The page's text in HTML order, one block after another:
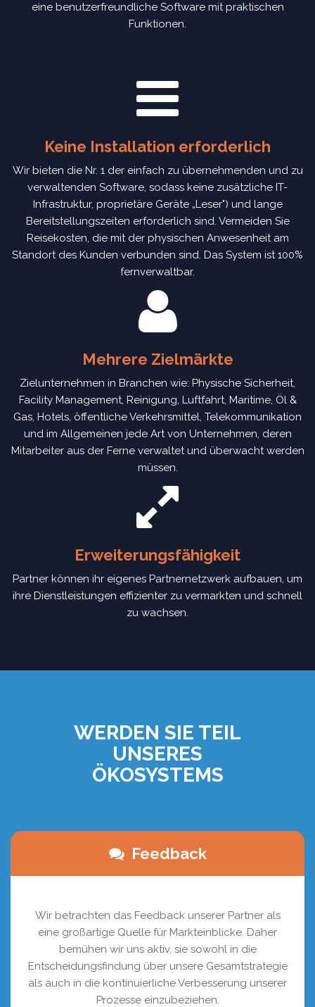
eine benutzerfreundliche Software mit praktischen
Funktionen.
Keine Installation erforderlich
Wir bieten die Nr. 1 der einfach zu übernehmenden und zu
verwaltenden Software, sodass keine zusätzliche IT-
Infrastruktur, proprietäre Geräte „Leser") und lange
Bereitstellungszeiten erforderlich sind. Vermeiden Sie
Reisekosten, die mit der physischen Anwesenheit am
Standort des Kunden verbunden sind. Das System ist 100%
fernverwaltbar.
Mehrere Zielmärkte
Zielunternehmen in Branchen wie: Physische Sicherheit,
Facility Management, Reinigung, Luftfahrt, Maritime, Öl &
Gas, Hotels, öffentliche Verkehrsmittel, Telekommunikation
und im Allgemeinen jede Art von Unternehmen, deren
Mitarbeiter aus der Ferne verwaltet und überwacht werden
müssen.
Erweiterungsfähigkeit
Partner können ihr eigenes Partnernetzwerk aufbauen, um
ihre Dienstleistungen effizienter zu vermarkten und schnell
zu wachsen.
WERDEN SIE TEIL
UNSERES
ÖKOSYSTEMS
Feedback
Wir betrachten das Feedback unserer Partner als
eine großartige Quelle für Markteinblicke. Daher
bemühen wir uns aktiv, sie sowohl in die
Entscheidungsfindung über unsere Gesamtstrategie
als auch in die kontinuierliche Verbesserung unserer
Prozesse einzubeziehen.